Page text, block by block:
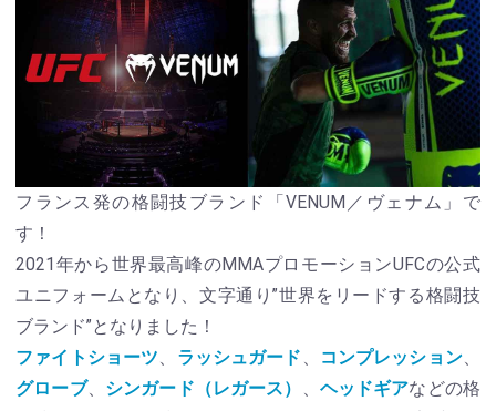
フランス発の格闘技ブランド「VENUM／ヴェナム」で
す！
2021年から世界最高峰のMMAプロモーションUFCの公式
ユニフォームとなり、文字通り”世界をリードする格闘技
ブランド”となりました！
ファイトショーツ
ラッシュガード コンプレッション、
グローブ、 シンガード（レガース） ヘッドギアなどの格